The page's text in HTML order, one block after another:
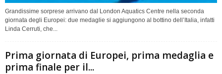
Grandissime sorprese arrivano dal London Aquatics Centre nella seconda
giornata degli Europei: due medaglie si aggiungono al bottino dell’Italia, infatti
Linda Cerruti, che...
Prima giornata di Europei, prima medaglia e
prima finale per il...